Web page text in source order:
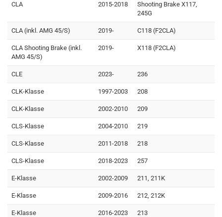
CLA 2015-2018
Shooting Brake X117,
245G
CLA (inkl. AMG 45/S) 2019- C118 (F2CLA)
CLA Shooting Brake (inkl.
AMG 45/S)
2019- X118 (F2CLA)
CLE 2023- 236
CLK-Klasse 1997-2003 208
CLK-Klasse 2002-2010 209
CLS-Klasse 2004-2010 219
CLS-Klasse 2011-2018 218
CLS-Klasse 2018-2023 257
E-Klasse 2002-2009 211, 211K
E-Klasse 2009-2016 212, 212K
E-Klasse 2016-2023 213